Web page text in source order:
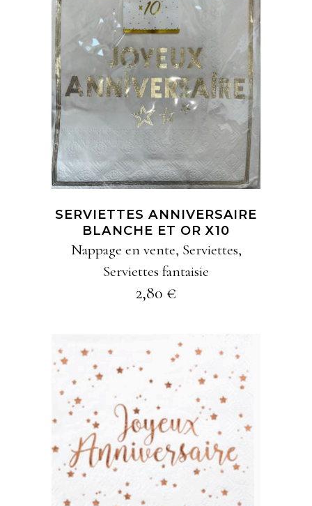
AJOUTER À MA
SÉLECTION
SERVIETTES ANNIVERSAIRE
BLANCHE ET OR X10
Nappage en vente, Serviettes,
Serviettes fantaisie
2,80 €
AJOUTER À MA
SÉLECTION